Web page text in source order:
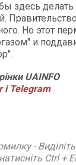
бы здесь
Но этот
и
UAINFO
і Telegram
-
Ctrl +